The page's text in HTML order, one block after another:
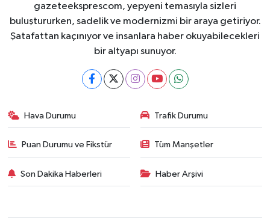
gazeteeksprescom, yepyeni temasıyla sizleri
buluştururken, sadelik ve modernizmi bir araya getiriyor.
Şatafattan kaçınıyor ve insanlara haber okuyabilecekleri
bir altyapı sunuyor.
Hava Durumu Trafik Durumu
Puan Durumu ve Fikstür Tüm Manşetler
Son Dakika Haberleri Haber Arşivi